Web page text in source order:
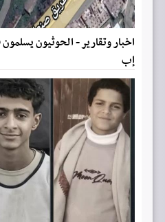
اخبار وتقارير - الحوثيون
إب